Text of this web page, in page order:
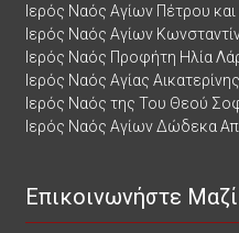
Ιερός Ναός Αγίων Πέτρου
Ιερός Ναός Αγίων
Ιερός Ναός Προφήτη Ηλία
Ιερός Ναός Αγίας
Ιερός Ναός της Του Θεού
Ιερός Ναός Αγίων Δώδεκα
Επικοινωνήστε